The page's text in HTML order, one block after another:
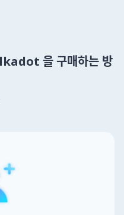
을 구매하는 방